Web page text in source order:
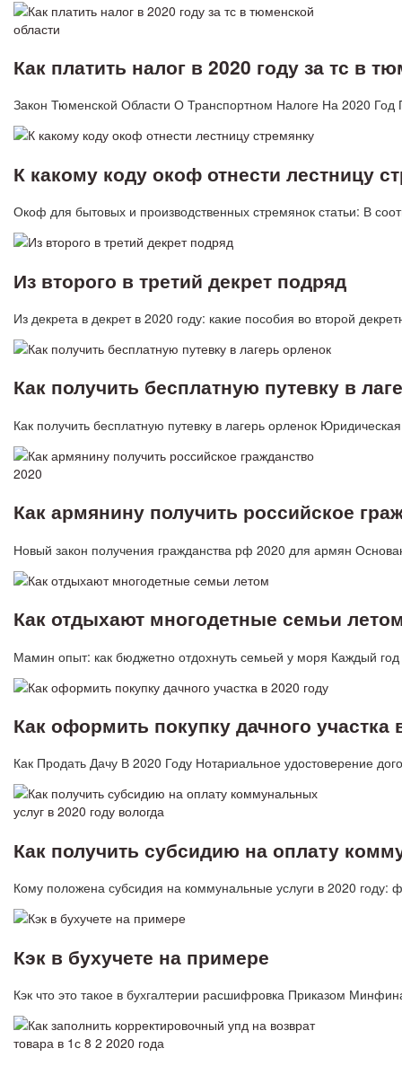
Как платить налог в 2020 году за тс в
Закон Тюменской Области О Транспортном Налоге На 2020
К какому коду окоф отнести лестницу
Окоф для бытовых и производственных стремянок статьи: В
Из второго в третий декрет подряд
Из декрета в декрет в 2020 году: какие пособия во второй
Как получить бесплатную путевку в
Как получить бесплатную путевку в лагерь орленок
Как армянину получить российское
Новый закон получения гражданства рф 2020 для армян
Как отдыхают многодетные семьи
Мамин опыт: как бюджетно отдохнуть семьей у моря Каждый
Как оформить покупку дачного участка
Как Продать Дачу В 2020 Году Нотариальное удостоверение
Как получить субсидию на оплату
Кому положена субсидия на коммунальные услуги в 2020
Кэк в бухучете на примере
Кэк что это такое в бухгалтерии расшифровка Приказом